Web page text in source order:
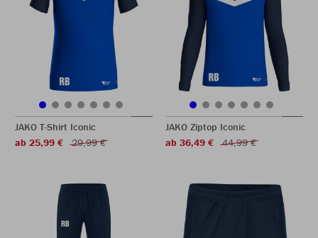
JAKO T-Shirt Iconic
ab 25,99 €
29,99 €
JAKO Ziptop Iconic
ab 36,49 €
44,99 €